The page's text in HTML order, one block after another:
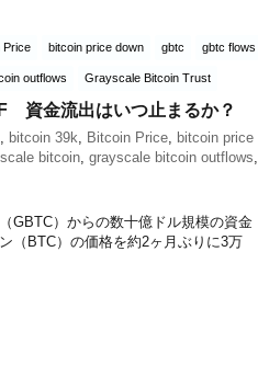
Price bitcoin price down gbtc gbtc flows
outflows Grayscale Bitcoin Trust
資金流出はいつ止まるか？
, bitcoin 39k, Bitcoin Price, bitcoin price
bitcoin, grayscale bitcoin outflows,
GBTC）からの数十億ドル規模の資金
（BTC）の価格を約2ヶ月ぶりに3万